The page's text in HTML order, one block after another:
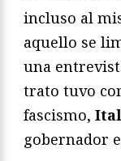
incluso al
aquello se
una
trato tuvo
fascismo,
gobernador